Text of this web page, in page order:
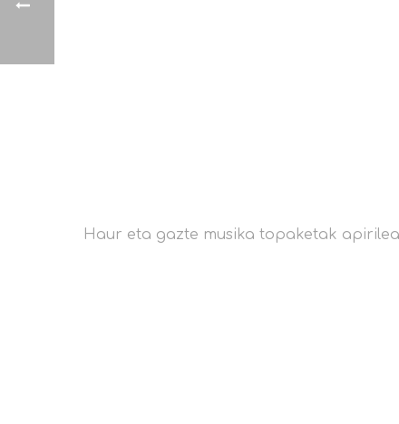
Haur eta gazte musika topaketak